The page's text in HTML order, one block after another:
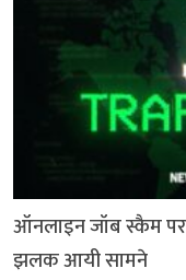
ऑनलाइन जॉब स्कैम पर
झलक आयी सामने